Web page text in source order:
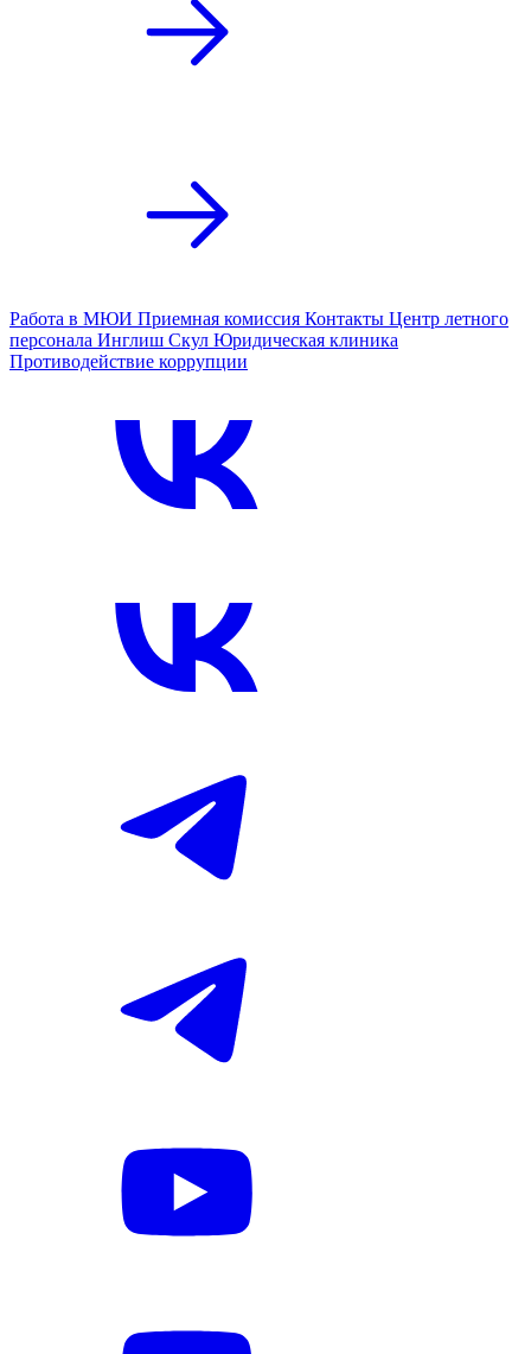
Работа в МЮИ Приемная комиссия Контакты Центр летного
персонала Инглиш Скул Юридическая клиника
Противодействие коррупции